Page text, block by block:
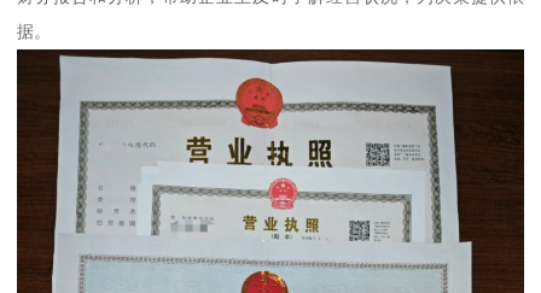
据。